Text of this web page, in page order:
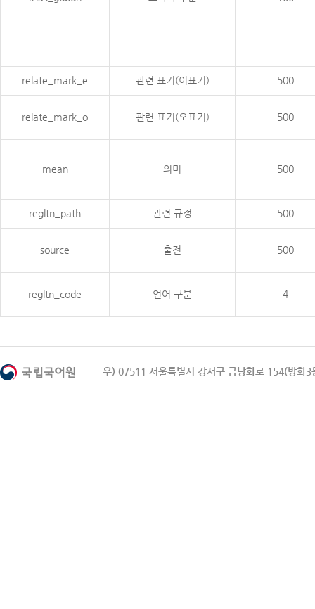
relate_mark_e 관련 표기(이표기) 500
relate_mark_o 관련 표기(오표기) 500
mean 의미 500
regltn_path 관련 규정 500
source 출전 500
regltn_code 언어 구분 4
우) 07511 서울특별시 강서구 금낭화로 154(방화3